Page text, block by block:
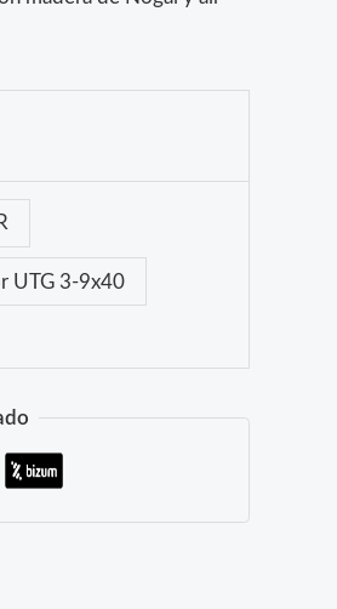
UTG 3-9x40